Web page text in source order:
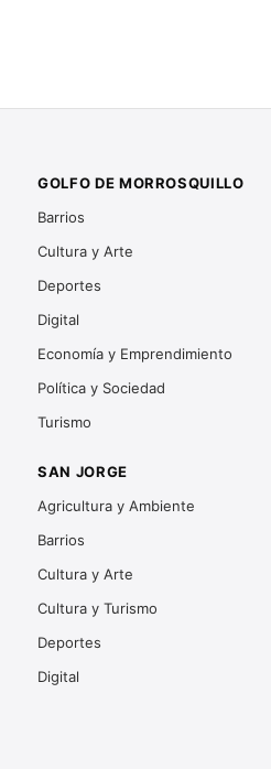
GOLFO DE MORROSQUILLO
Barrios
Cultura y Arte
Deportes
Digital
Economía y Emprendimiento
Política y Sociedad
Turismo
SAN JORGE
Agricultura y Ambiente
Barrios
Cultura y Arte
Cultura y Turismo
Deportes
Digital